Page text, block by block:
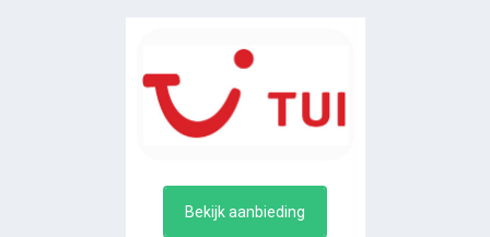
Bekijk aanbieding